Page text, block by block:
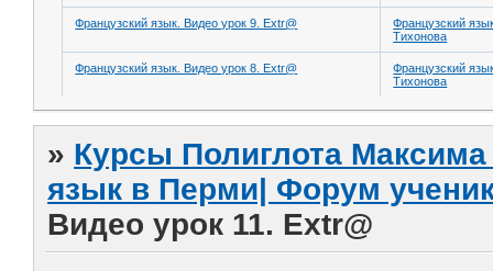
Французский язык. Видео урок 9. Extr@
Французский
Тихонова
Французский язык. Видео урок 8. Extr@
Французский
Тихонова
» Курсы Полиглота
язык в Перми| Форум
Видео урок 11. Extr@